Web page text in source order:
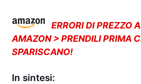
ERRORI DI PREZZO
AMAZON > PRENDILI PRIMA
SPARISCANO!
In sintesi: